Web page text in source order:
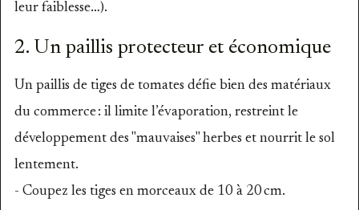
leur faiblesse…).
2. Un paillis protecteur et économique
Un paillis de tiges de tomates défie bien des matériaux
du commerce : il limite l’évaporation, restreint le
développement des "mauvaises" herbes et nourrit le sol
lentement.
- Coupez les tiges en morceaux de 10 à 20 cm.